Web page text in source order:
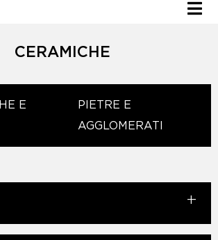
CERAMICHE
E
PIETRE E
AGGLOMERATI